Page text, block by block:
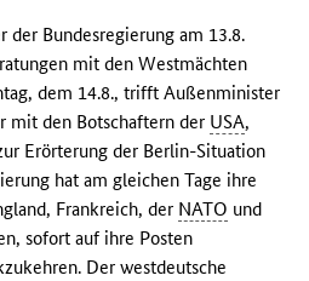
Bundesregierung am 13.8.
mit den Westmächten
dem 14.8., trifft Außenminister
mit den Botschaftern der USA,
Erörterung der Berlin-Situation
hat am gleichen Tage ihre
Frankreich, der NATO und
sofort auf ihre Posten
Der westdeutsche